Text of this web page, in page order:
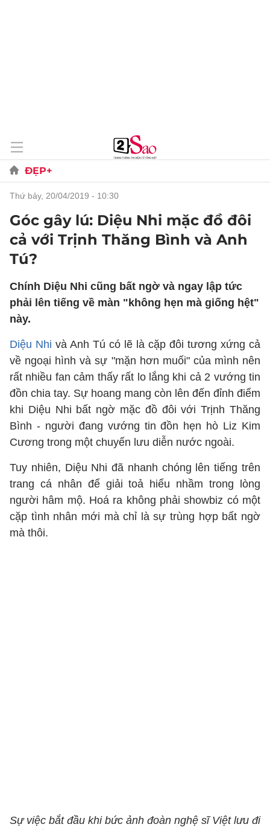
ĐẸP+
thứ bảy, 20/04/2019 - 10:30
Góc gây lú: Diệu Nhi mặc đồ đôi
cả với Trịnh Thăng Bình và Anh
Tú?
Chính Diệu Nhi cũng bất ngờ và ngay lập tức
phải lên tiếng về màn "không hẹn mà giống hệt"
này.
Diệu Nhi và Anh Tú có lẽ là cặp đôi tương xứng cả
về ngoại hình và sự "mặn hơn muối" của mình nên
rất nhiều fan cảm thấy rất lo lắng khi cả 2 vướng tin
đồn chia tay. Sự hoang mang còn lên đến đỉnh điểm
khi Diệu Nhi bất ngờ mặc đồ đôi với Trịnh Thăng
Bình - người đang vướng tin đồn hẹn hò Liz Kim
Cương trong một chuyến lưu diễn nước ngoài.
Tuy nhiên, Diệu Nhi đã nhanh chóng lên tiếng trên
trang cá nhân để giải toả hiểu nhầm trong lòng
người hâm mộ. Hoá ra không phải showbiz có một
cặp tình nhân mới mà chỉ là sự trùng hợp bất ngờ
mà thôi.
Sự việc bắt đầu khi bức ảnh đoàn nghệ sĩ Việt lưu đi